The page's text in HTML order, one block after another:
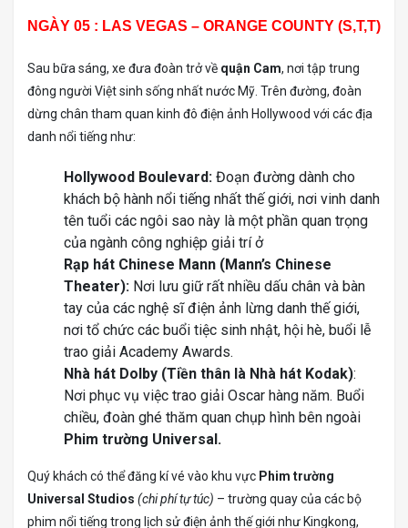
NGÀY 05 : LAS VEGAS – ORANGE COUNTY (S,T,T)
Sau bữa sáng, xe đưa đoàn trở về quận Cam, nơi tập trung
đông người Việt sinh sống nhất nước Mỹ. Trên đường, đoàn
dừng chân tham quan kinh đô điện ảnh Hollywood với các địa
danh nổi tiếng như:
Hollywood Boulevard: Đoạn đường dành cho
khách bộ hành nổi tiếng nhất thế giới, nơi vinh danh
tên tuổi các ngôi sao này là một phần quan trọng
của ngành công nghiệp giải trí ở
Rạp hát Chinese Mann (Mann’s Chinese
Theater): Nơi lưu giữ rất nhiều dấu chân và bàn
tay của các nghệ sĩ điện ảnh lừng danh thế giới,
nơi tổ chức các buổi tiệc sinh nhật, hội hè, buổi lễ
trao giải Academy Awards.
Nhà hát Dolby (Tiền thân là Nhà hát Kodak):
Nơi phục vụ việc trao giải Oscar hàng năm. Buổi
chiều, đoàn ghé thăm quan chụp hình bên ngoài
Phim trường Universal.
Quý khách có thể đăng kí vé vào khu vực Phim trường
Universal Studios (chi phí tự túc) – trường quay của các bộ
phim nổi tiếng trong lịch sử điện ảnh thế giới như Kingkong,